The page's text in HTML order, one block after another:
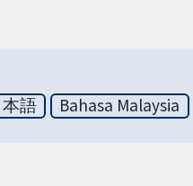
本語 Bahasa Malaysia